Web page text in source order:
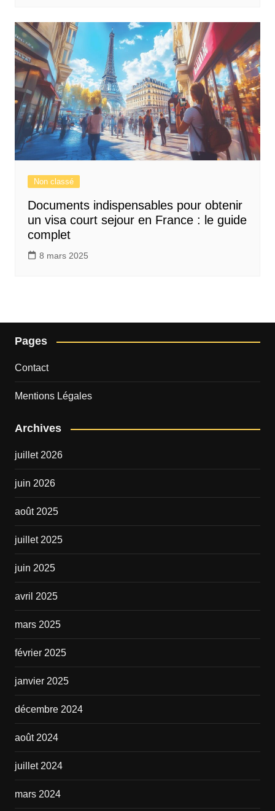
Non classé
Documents indispensables pour obtenir
un visa court sejour en France : le guide
complet
8 mars 2025
Pages
Contact
Mentions Légales
Archives
juillet 2026
juin 2026
août 2025
juillet 2025
juin 2025
avril 2025
mars 2025
février 2025
janvier 2025
décembre 2024
août 2024
juillet 2024
mars 2024